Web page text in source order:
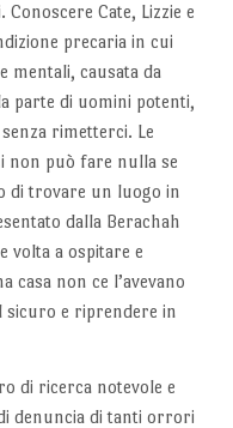
Cate, Lizzie e
precaria in cui
mentali, causata da
parte di uomini potenti,
rimetterci. Le
non può fare nulla se
di trovare un luogo in
dalla Berachah
volta a ospitare e
casa non ce l’avevano
sicuro e riprendere in
di ricerca notevole e
denuncia di tanti orrori